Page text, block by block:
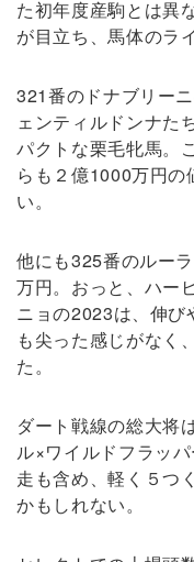
た初年度産駒とは異
が目立ち、馬体のラ
321番のドナブリー
ェンティルドンナた
パクトな栗毛牝馬。
らも２億1000万円の
い。
他にも325番のルー
万円。おっと、ハー
ニョの2023は、伸び
も尖った感じがなく
た。
ダート戦線の総大将
ル×ワイルドフラッ
走も含め、軽く５つ
かもしれない。